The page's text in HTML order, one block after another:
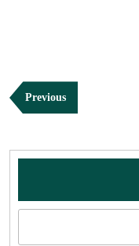
Post
navigation
Previous
Post
Previous